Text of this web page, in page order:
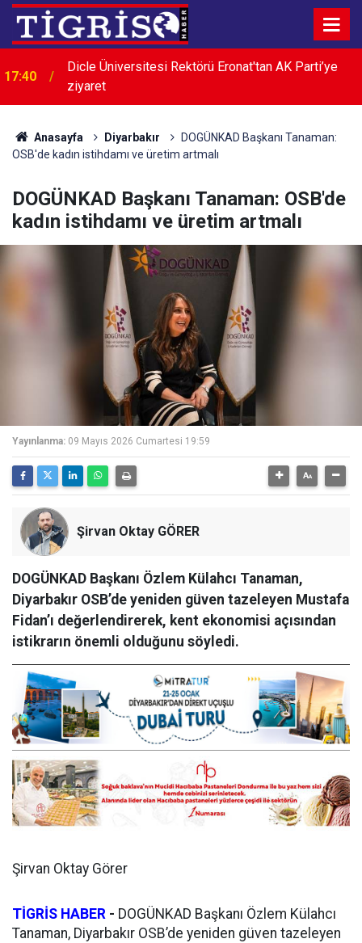
17:40
Dicle Üniversitesi Rektörü Eronat'tan AK Parti’ye
ziyaret
17:39 ASKF'den Mizgin Karaman'a hayırlı olsun ziyareti
Anasayfa Diyarbakır
DOGÜNKAD Başkanı Tanaman:
OSB'de kadın istihdamı ve üretim artmalı
DOGÜNKAD Başkanı Tanaman: OSB'de
kadın istihdamı ve üretim artmalı
Yayınlanma: 09 Mayıs 2026 Cumartesi 19:59
Şirvan Oktay GÖRER
DOGÜNKAD Başkanı Özlem Külahcı Tanaman,
Diyarbakır OSB’de yeniden güven tazeleyen Mustafa
Fidan’ı değerlendirerek, kent ekonomisi açısından
istikrarın önemli olduğunu söyledi.
Şirvan Oktay Görer
TİGRİS HABER - DOGÜNKAD Başkanı Özlem Külahcı
Tanaman, Diyarbakır OSB’de yeniden güven tazeleyen